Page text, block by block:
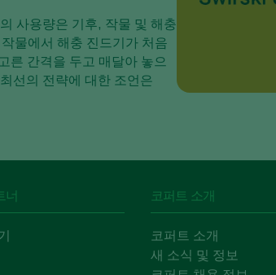
사용량은 기후, 작물 및 해충
물에서 해충 진드기가 처음
른 간격을 두고 매달아 놓으
선의 전략에 대한 조언은
너 코퍼트 소개
코퍼트 소개
새 소식 및 정보